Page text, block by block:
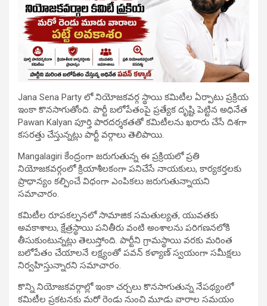
Jana Sena Party లో నియోజకవర్గ స్థాయి కమిటీల ఏర్పాటు ప్రక్రియ
ఇంకా కొనసాగుతోంది. పార్టీ బలోపేతంపై ప్రత్యేక దృష్టి పెట్టిన అధినేత
Pawan Kalyan పూర్తి పారదర్శకతతో కమిటీలను ఖరారు చేసే దిశగా
కసరత్తు చేస్తున్నట్లు పార్టీ వర్గాలు తెలిపాయి.
Mangalagiri కేంద్రంగా జరుగుతున్న ఈ ప్రక్రియలో ప్రతి
నియోజకవర్గంలో క్రియాశీలకంగా పనిచేసే నాయకులు, కార్యకర్తలకు
ప్రాధాన్యం కల్పించే విధంగా ఎంపికలు జరుగుతున్నాయని
సమాచారం.
కమిటీల రూపకల్పనలో సామాజిక సమతుల్యత, యువతకు
అవకాశాలు, క్షేత్రస్థాయి పనితీరు వంటి అంశాలను పరిగణనలోకి
తీసుకుంటున్నట్లు తెలుస్తోంది. పార్టీని గ్రామస్థాయి వరకు మరింత
బలోపేతం చేయాలనే లక్ష్యంతో పవన్ కళ్యాణ్ స్వయంగా సమీక్షలు
నిర్వహిస్తున్నారని సమాచారం.
కొన్ని నియోజకవర్గాల్లో ఇంకా చర్చలు కొనసాగుతున్న నేపథ్యంలో
కమిటీల ప్రకటనకు మరో రెండు నుంచి మూడు వారాల సమయం